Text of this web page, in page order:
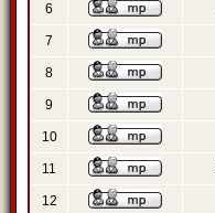
6
7
8
9
10
11
12